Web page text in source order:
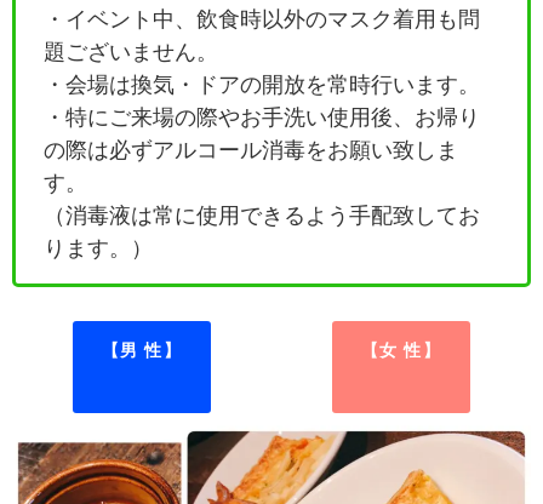
・イベント中、飲食時以外のマスク着用も問
題ございません。
・会場は換気・ドアの開放を常時行います。
・特にご来場の際やお手洗い使用後、お帰り
の際は必ずアルコール消毒をお願い致しま
す。
（消毒液は常に使用できるよう手配致してお
ります。）
【男 性】 【女 性】